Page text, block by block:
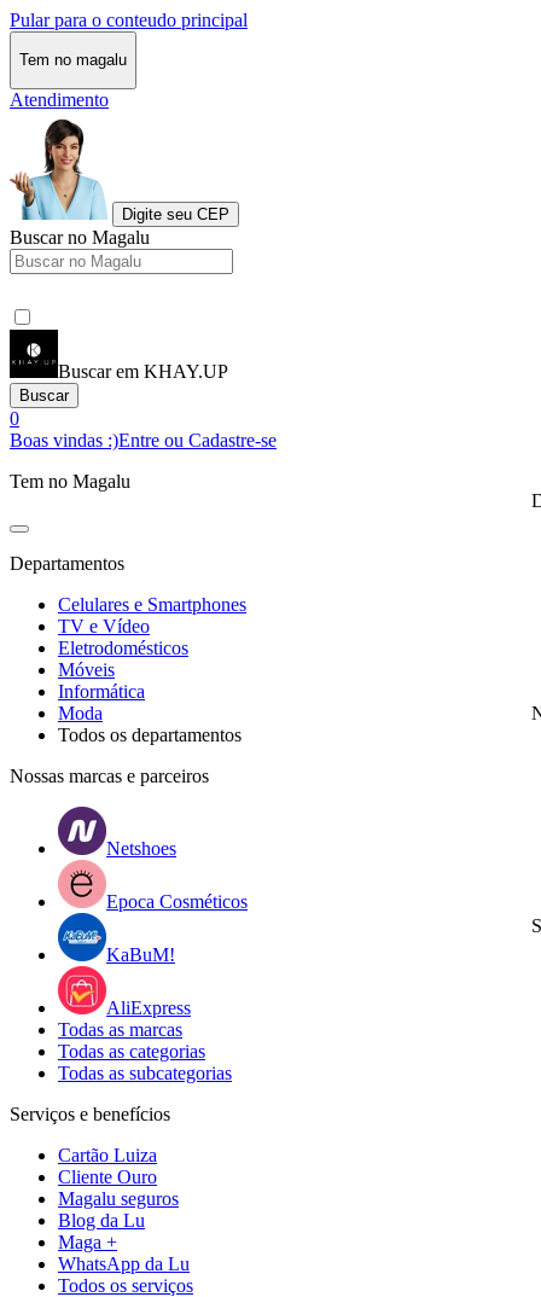
Pular para o conteudo principal
Tem no magalu
Atendimento
Digite seu CEP
Buscar no Magalu
Buscar em KHAY.UP
Buscar
0
Boas vindas :)Entre ou Cadastre-se
Tem no Magalu
Departamentos
Celulares e Smartphones
TV e Vídeo
Eletrodomésticos
Móveis
Informática
Moda
Todos os departamentos
Nossas marcas e parceiros
Netshoes
Epoca Cosméticos
KaBuM!
AliExpress
Todas as marcas
Todas as categorias
Todas as subcategorias
Serviços e benefícios
Cartão Luiza
Cliente Ouro
Magalu seguros
Blog da Lu
Maga +
WhatsApp da Lu
Todos os serviços